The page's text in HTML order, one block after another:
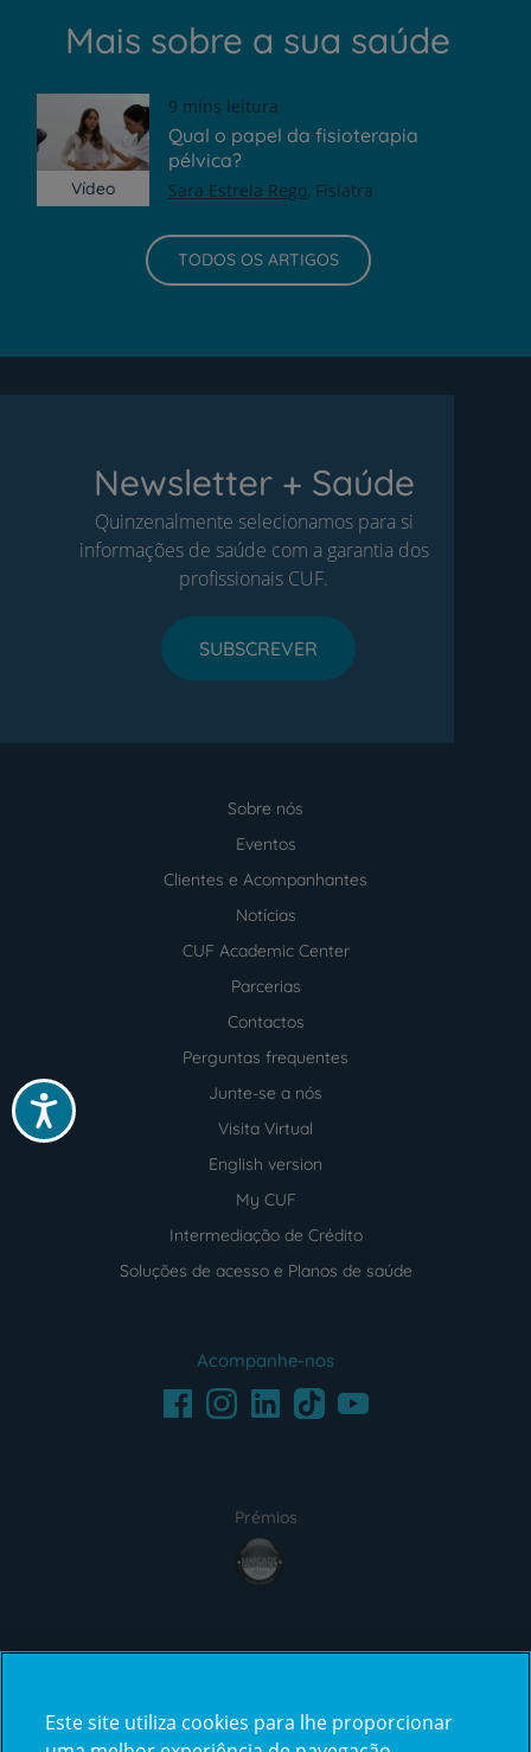
Acessibilidade
Mais sobre a sua saúde
Vídeo
9 mins leitura
Qual o papel da fisioterapia
pélvica?
Sara Estrela Rego Fisiatra
TODOS OS ARTIGOS
Newsletter + Saúde
Quinzenalmente selecionamos para si
informações de saúde com a garantia dos
profissionais CUF.
SUBSCREVER
Sobre nós
Eventos
Clientes e Acompanhantes
Notícias
CUF Academic Center
Parcerias
Contactos
Perguntas frequentes
Junte-se a nós
Visita Virtual
English version
My CUF
Intermediação de Crédito
Soluções de acesso e Planos de saúde
Acompanhe-nos
FacebookInstagramLinkedInTikTokYoutube
Prémios
award4
certification2certification3
Este site utiliza cookies para lhe proporcionar